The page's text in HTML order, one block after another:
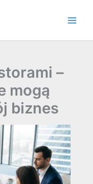
–
mogą
biznes